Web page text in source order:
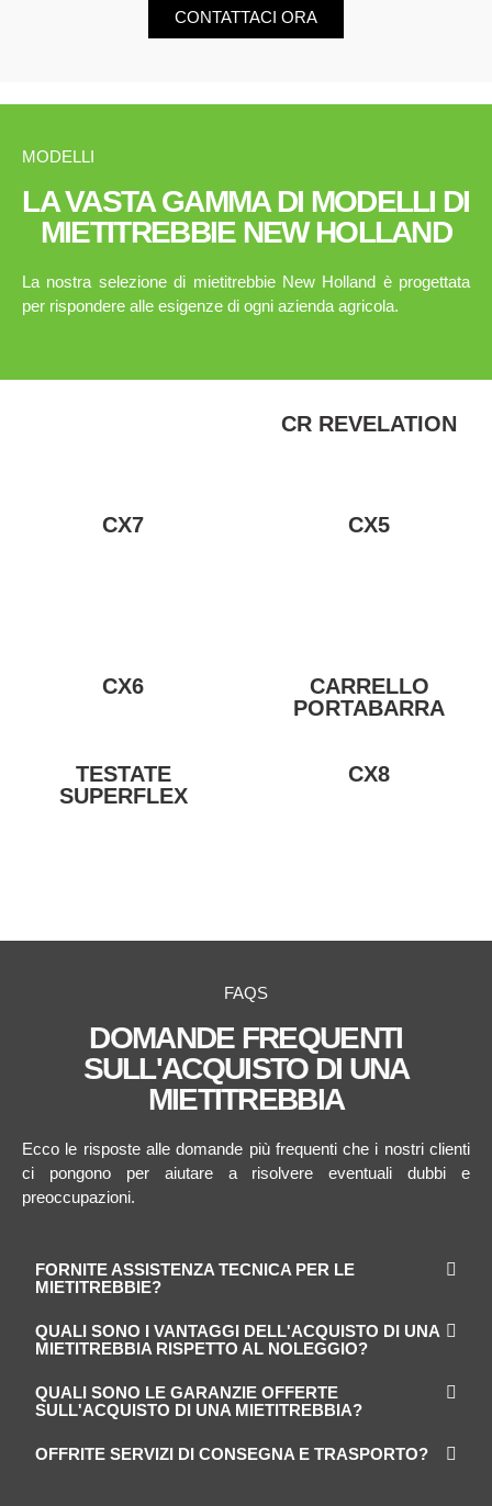
CONTATTACI ORA
MODELLI
LA VASTA GAMMA DI MODELLI DI
MIETITREBBIE NEW HOLLAND
La nostra selezione di mietitrebbie New Holland è progettata
per rispondere alle esigenze di ogni azienda agricola.
CR REVELATION
CX7 CX5
CX6
CARRELLO
PORTABARRA
TESTATE
SUPERFLEX
CX8
FAQS
DOMANDE FREQUENTI
SULL'ACQUISTO DI UNA
MIETITREBBIA
Ecco le risposte alle domande più frequenti che i nostri clienti
ci pongono per aiutare a risolvere eventuali dubbi e
preoccupazioni.
FORNITE ASSISTENZA TECNICA PER LE
MIETITREBBIE?
QUALI SONO I VANTAGGI DELL'ACQUISTO DI UNA
MIETITREBBIA RISPETTO AL NOLEGGIO?
QUALI SONO LE GARANZIE OFFERTE
SULL'ACQUISTO DI UNA MIETITREBBIA?
OFFRITE SERVIZI DI CONSEGNA E TRASPORTO?